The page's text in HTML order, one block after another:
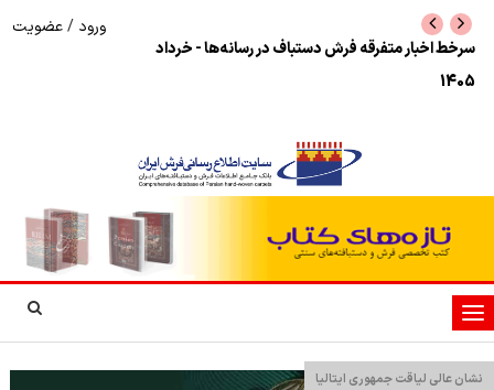
سرخط اخبار متفرقه فرش دستباف در رسانه‌ها - خرداد
1405
ورود /عضویت
تغییر
وضعیت
ناوبری
نشان عالی لیاقت جمهوری ایتالیا